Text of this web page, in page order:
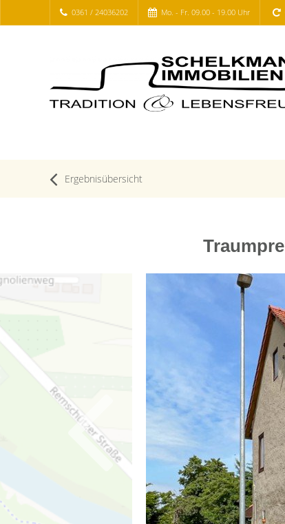
0361 / 24036202 Mo. - Fr. 09.00 - 19.00 Uhr
Ergebnisübersicht